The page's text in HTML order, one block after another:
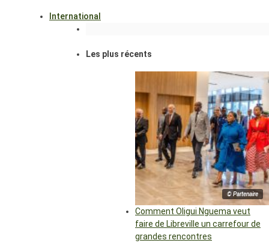
International
Les plus récents
© Partenaire
Comment Oligui Nguema veut
faire de Libreville un carrefour de
grandes rencontres